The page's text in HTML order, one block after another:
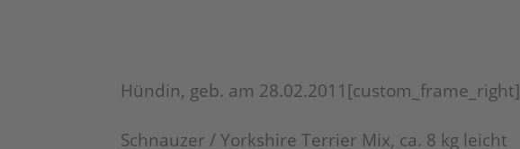
Hündin, geb. am 28.02.2011[custom_frame_right]
Schnauzer / Yorkshire Terrier Mix, ca. 8 kg leicht